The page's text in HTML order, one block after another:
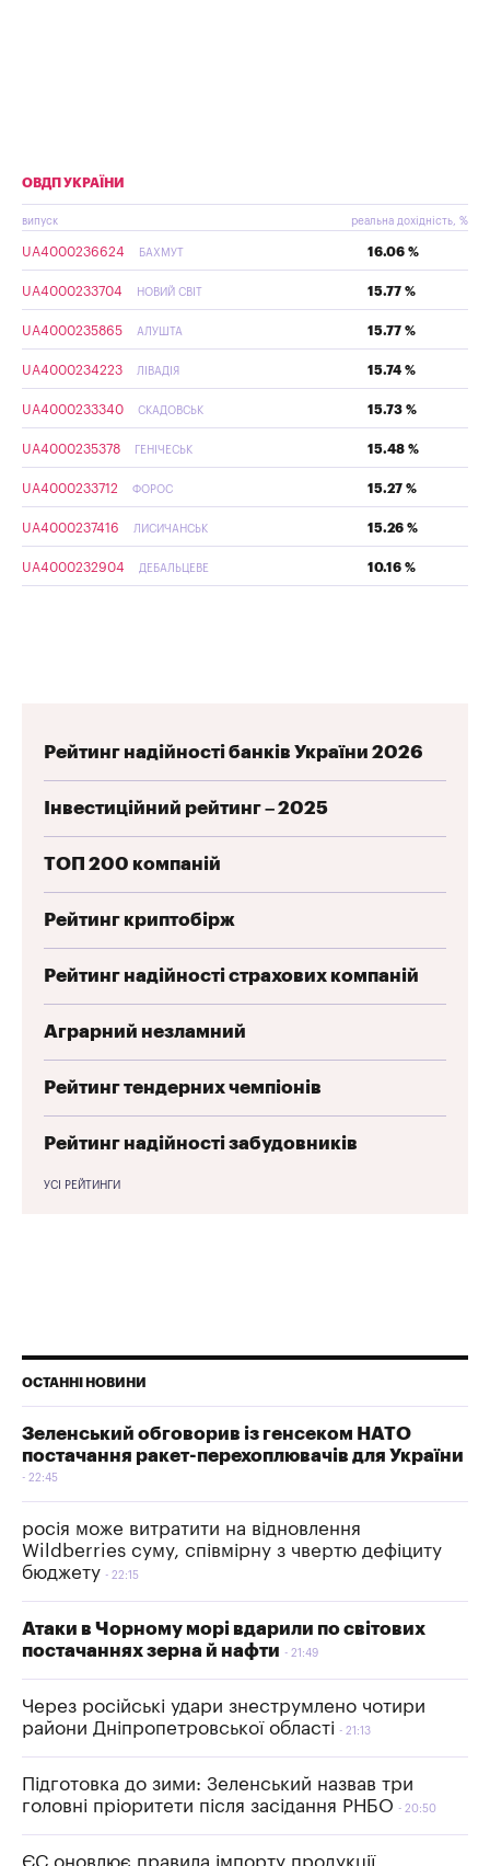
ОВДП УКРАЇНИ
випуск реальна дохідність, %
UA4000236624 БАХМУТ 16.06 %
UA4000233704 НОВИЙ СВІТ 15.77 %
UA4000235865 АЛУШТА 15.77 %
UA4000234223 ЛІВАДІЯ 15.74 %
UA4000233340 СКАДОВСЬК 15.73 %
UA4000235378 ГЕНІЧЕСЬК 15.48 %
UA4000233712 ФОРОС 15.27 %
UA4000237416 ЛИСИЧАНСЬК 15.26 %
UA4000232904 ДЕБАЛЬЦЕВЕ 10.16 %
Рейтинг надійності банків України 2026
Інвестиційний рейтинг – 2025
ТОП 200 компаній
Рейтинг криптобірж
Рейтинг надійності страхових компаній
Аграрний незламний
Рейтинг тендерних чемпіонів
Рейтинг надійності забудовників
УСІ РЕЙТИНГИ
ОСТАННІ НОВИНИ
Зеленський обговорив із генсеком НАТО
постачання ракет-перехоплювачів для України
22:45
росія може витратити на відновлення
Wildberries суму, співмірну з чвертю дефіциту
бюджету
22:15
Атаки в Чорному морі вдарили по світових
постачаннях зерна й нафти
21:49
Через російські удари знеструмлено чотири
райони Дніпропетровської області
21:13
Підготовка до зими: Зеленський назвав три
головні пріоритети після засідання РНБО
20:50
ЄС оновлює правила імпорту продукції